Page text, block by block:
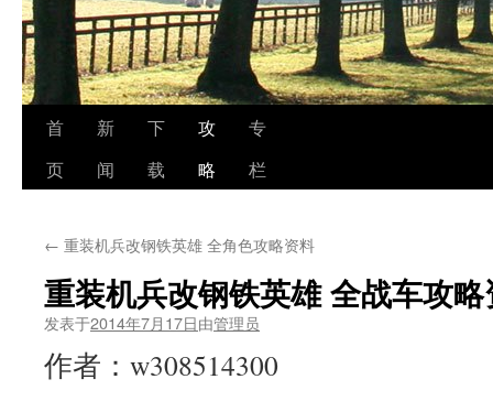
首
页
新
闻
下
载
攻
略
专
栏
← 重装机兵改钢铁英雄 全角色攻略资料
重装机兵改钢铁英雄 全战车攻
发表于2014年7月17日由管理员
作者：w308514300